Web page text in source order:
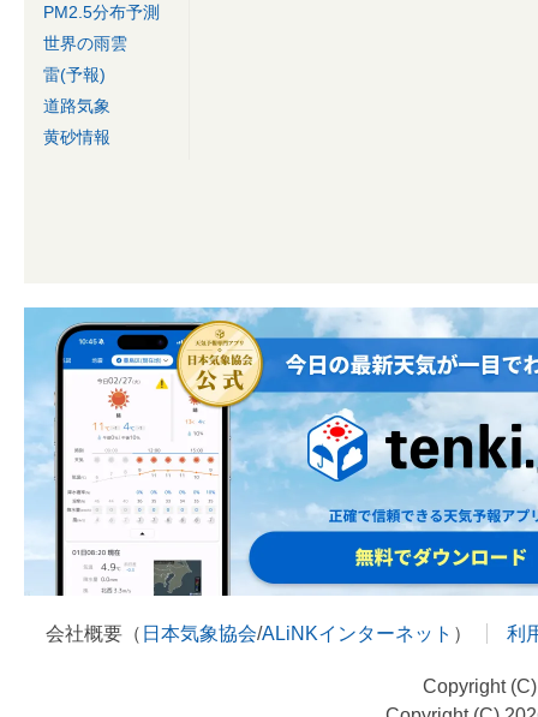
PM2.5分布予測
世界の雨雲
雷(予報)
道路気象
黄砂情報
会社概要（ 日本気象協会/ALiNKインターネット ） 利
Copyright